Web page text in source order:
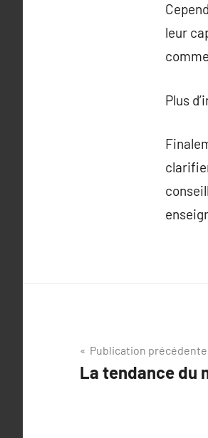
leur
Plus
Navigation
de
Publication précédente
La tendance du